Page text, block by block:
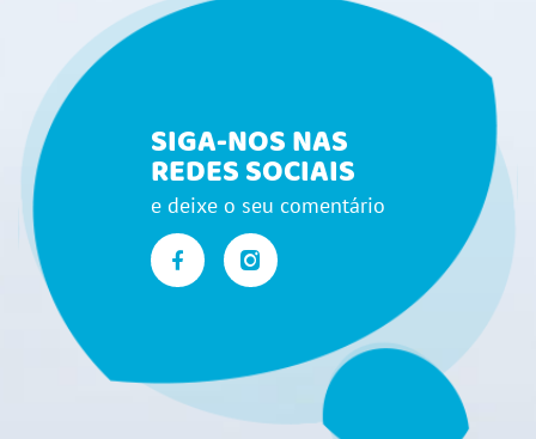
SIGA-NOS NAS
REDES SOCIAIS
e deixe o seu comentário